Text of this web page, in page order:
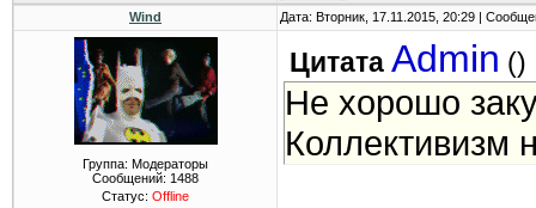
Wind Дата: Вторник, 17.11.2015, 20:29 |
Группа: Модераторы
Сообщений: 1488
Статус: Offline
Цитата Admin ()
Не хорошо
Коллективизм